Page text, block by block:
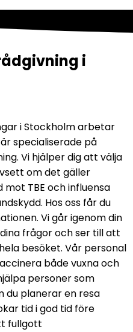
i
i Stockholm arbetar
specialiserade på
Vi hjälper dig att välja
om det gäller
TBE och influensa
Hos oss får du
Vi går igenom din
frågor och ser till att
besöket. Vår personal
både vuxna och
personer som
du planerar en resa
tid i god tid före
fullgott